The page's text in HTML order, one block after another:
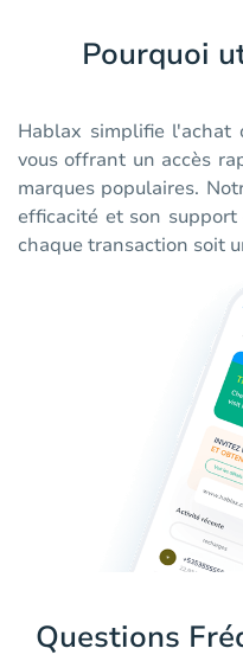
Pourquoi
Hablax simplifie l'achat
vous offrant un accès
marques populaires.
efficacité et son
chaque transaction soit
Questions